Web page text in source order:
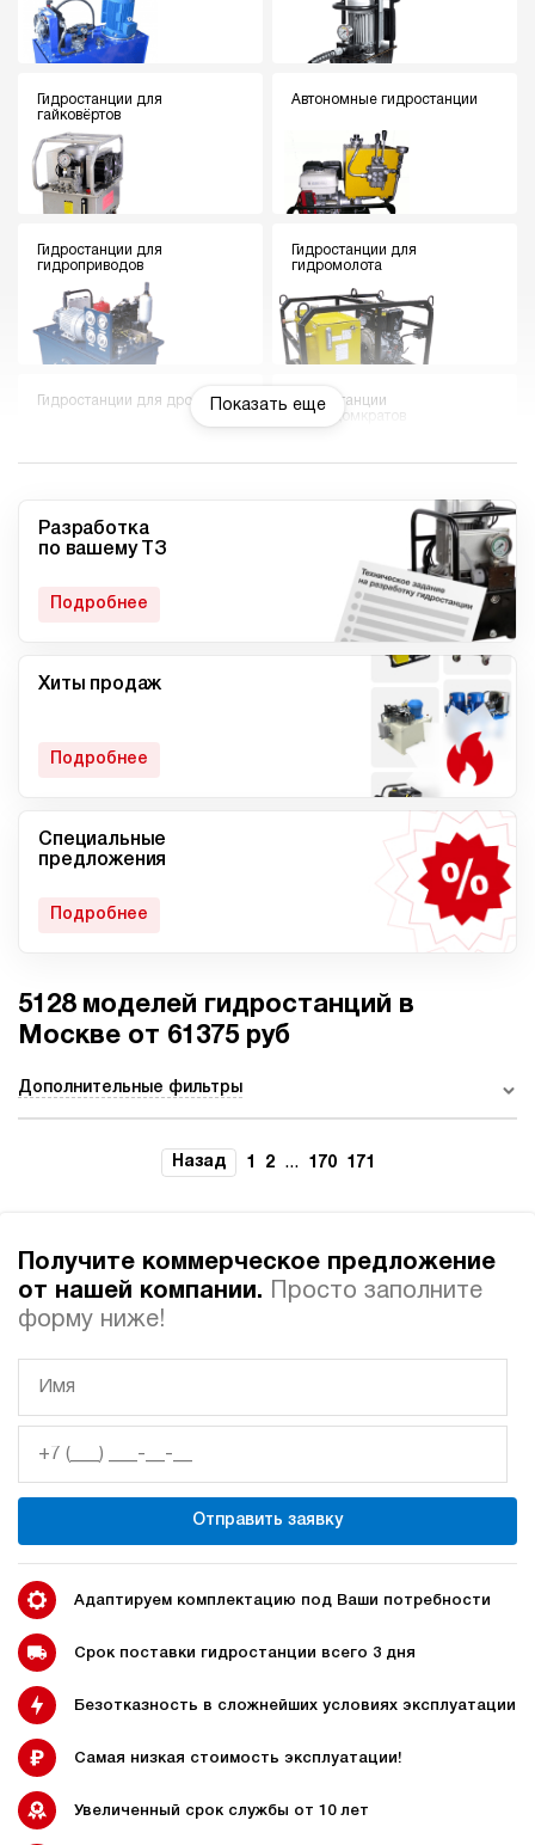
Гидростанции для
гайковёртов
Автономные гидростанции
Гидростанции для
гидроприводов
Гидростанции для
гидромолота
Гидростанции для дровокола
Гидростанции
гидродомкратов
Гидростанции для токарного
Мини гидростанции
Компактные гидростанции
Мобильные гидростанции Гидростанции с ДВС
Гидростанции с
пневмоприводом
Гидростанции высокого
давления c электроприводом
Ручные гидростанции
Гидростанции с двумя
насосами
гидростанции
Гидростанция с домкратом
Гидростанции 220 Вольт
Гидростанции мощностью 5
Гидростанции для свай Двухпоточные гидростанции
Показать еще
Разработка
по вашему ТЗ
Подробнее
Хиты продаж
Подробнее
Специальные
предложения
Подробнее
5128 моделей гидростанций в
Москве от 61375 руб
Дополнительные фильтры
Назад 1 2 ... 170 171
Получите коммерческое предложение
от нашей компании.
Просто заполните
форму ниже!
Отправить заявку
Адаптируем комплектацию под Ваши потребности
Срок поставки гидростанции всего 3 дня
Безотказность в сложнейших условиях эксплуатации
Самая низкая стоимость эксплуатации!
Увеличенный срок службы от 10 лет